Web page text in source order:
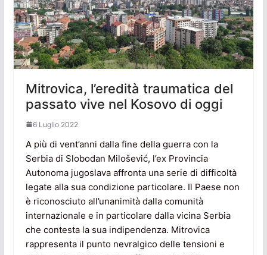
Mitrovica, l’eredità traumatica del
passato vive nel Kosovo di oggi
6 Luglio 2022
A più di vent’anni dalla fine della guerra con la
Serbia di Slobodan Milošević, l’ex Provincia
Autonoma jugoslava affronta una serie di difficoltà
legate alla sua condizione particolare. Il Paese non
è riconosciuto all’unanimità dalla comunità
internazionale e in particolare dalla vicina Serbia
che contesta la sua indipendenza. Mitrovica
rappresenta il punto nevralgico delle tensioni e